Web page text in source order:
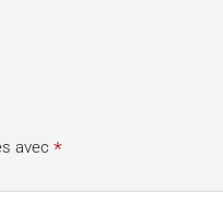
avec*